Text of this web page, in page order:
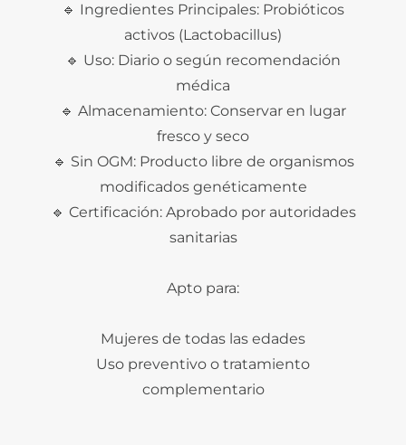
🔹 Ingredientes Principales: Probióticos
activos (Lactobacillus)
🔹 Uso: Diario o según recomendación
médica
🔹 Almacenamiento: Conservar en lugar
fresco y seco
🔹 Sin OGM: Producto libre de organismos
modificados genéticamente
🔹 Certificación: Aprobado por autoridades
sanitarias
Apto para:
Mujeres de todas las edades
Uso preventivo o tratamiento
complementario